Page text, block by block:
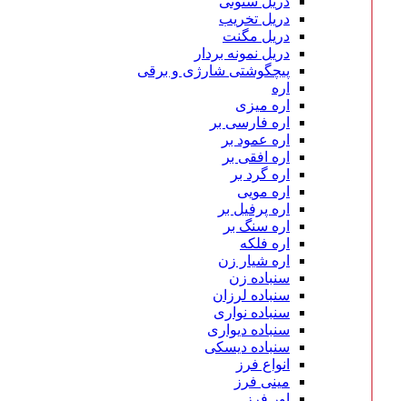
دریل تخریب
دریل مگنت
دریل نمونه بردار
پیچگوشتی شارژی و برقی
اره
اره میزی
اره فارسی بر
اره عمود بر
اره افقی بر
اره گرد بر
اره مویی
اره پرفیل بر
اره سنگ بر
اره فلکه
اره شیار زن
سنباده زن
سنباده لرزان
سنباده نواری
سنباده دیواری
سنباده دیسکی
انواع فرز
مینی فرز